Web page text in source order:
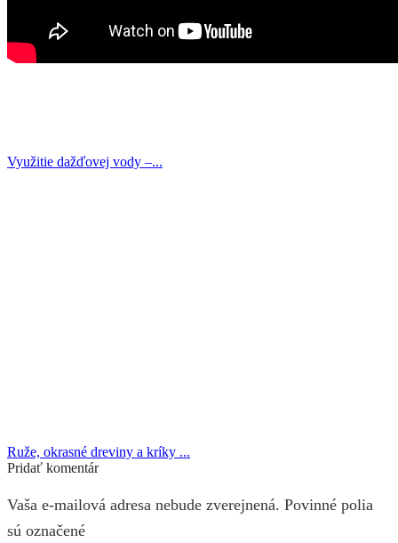
Využitie dažďovej vody –...
Ruže, okrasné dreviny a kríky ...
Pridať komentár
Vaša e-mailová adresa nebude zverejnená. Povinné polia
sú označené